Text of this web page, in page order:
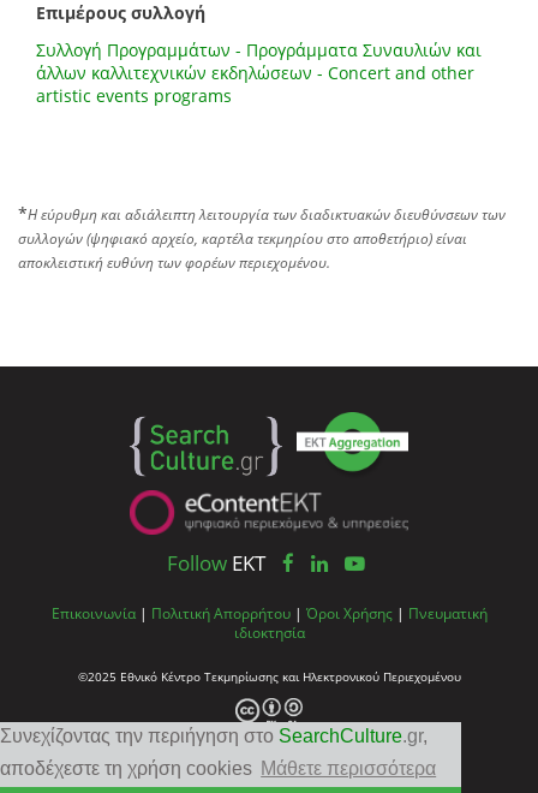
Συνεχίζοντας την περιήγηση στο SearchCulture.gr,
αποδέχεστε τη χρήση cookies Μάθετε περισσότερα
Επιμέρους συλλογή
Συλλογή Προγραμμάτων - Προγράμματα Συναυλιών και
άλλων καλλιτεχνικών εκδηλώσεων - Concert and other
artistic events programs
*Η εύρυθμη και αδιάλειπτη λειτουργία των διαδικτυακών διευθύνσεων των
συλλογών (ψηφιακό αρχείο, καρτέλα τεκμηρίου στο αποθετήριο) είναι
αποκλειστική ευθύνη των φορέων περιεχομένου.
Follow EKT
Επικοινωνία | Πολιτική Απορρήτου | Όροι Χρήσης | Πνευματική
ιδιοκτησία
©2025 Εθνικό Κέντρο Τεκμηρίωσης και Ηλεκτρονικού Περιεχομένου